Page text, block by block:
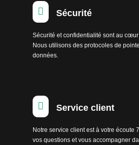
 Sécurité
Sécurité et confidentialité sont au
Nous utilisons des protocoles de
données.
 Service client
Notre service client est à votre écoute
vos questions et vous accompagner